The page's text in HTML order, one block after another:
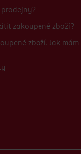
prodejny?
zakoupené zboží?
zboží. Jak mám